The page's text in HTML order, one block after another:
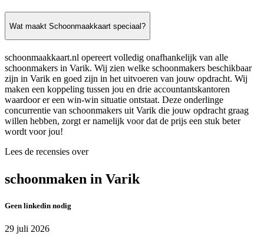
Wat maakt Schoonmaakkaart speciaal?
schoonmaakkaart.nl opereert volledig onafhankelijk van alle
schoonmakers in Varik. Wij zien welke schoonmakers beschikbaar
zijn in Varik en goed zijn in het uitvoeren van jouw opdracht. Wij
maken een koppeling tussen jou en drie accountantskantoren
waardoor er een win-win situatie ontstaat. Deze onderlinge
concurrentie van schoonmakers uit Varik die jouw opdracht graag
willen hebben, zorgt er namelijk voor dat de prijs een stuk beter
wordt voor jou!
Lees de recensies over
schoonmaken in Varik
Geen linkedin nodig
29 juli 2026